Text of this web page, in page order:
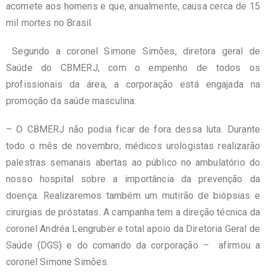
acomete aos homens e que, anualmente, causa cerca de 15
mil mortes no Brasil.
Segundo a coronel Simone Simões, diretora geral de
Saúde do CBMERJ, com o empenho de todos os
profissionais da área, a corporação está engajada na
promoção da saúde masculina:
– O CBMERJ não podia ficar de fora dessa luta. Durante
todo o mês de novembro, médicos urologistas realizarão
palestras semanais abertas ao público no ambulatório do
nosso hospital sobre a importância da prevenção da
doença. Realizaremos também um mutirão de biópsias e
cirurgias de próstatas. A campanha tem a direção técnica da
coronel Andréa Lengruber e total apoio da Diretoria Geral de
Saúde (DGS) e do comando da corporação – afirmou a
coronel Simone Simões.